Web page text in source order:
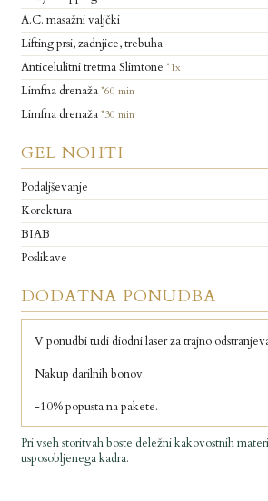
A.C. masažni valjčki
Lifting prsi, zadnjice, trebuha
Anticelulitni tretma Slimtone *1x
Limfna drenaža *60 min
Limfna drenaža *30 min
GEL NOHTI
Podaljševanje
Korektura
BIAB
Poslikave
DODATNA PONUDBA
V ponudbi tudi diodni laser za trajno
Nakup darilnih bonov.
-10% popusta na pakete.
Pri vseh storitvah boste deležni kakovostnih
usposobljenega kadra.